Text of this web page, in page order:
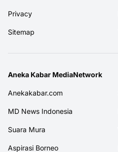
Privacy
Sitemap
Aneka Kabar MediaNetwork
Anekakabar.com
MD News Indonesia
Suara Mura
Aspirasi Borneo